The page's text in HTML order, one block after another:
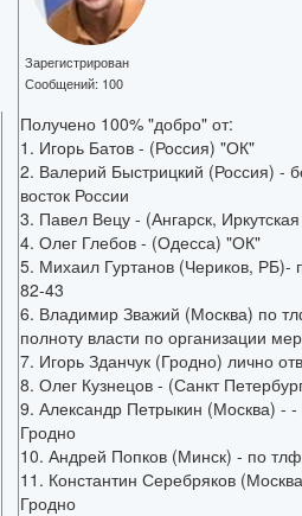
Зарегистрирован
Сообщений: 100
Получено 100% "добро" от:
1. Игорь Батов - (Россия) "ОК"
2. Валерий Быстрицкий (Россия) -
восток России
3. Павел Вецу - (Ангарск,
4. Олег Глебов - (Одесса) "ОК"
5. Михаил Гуртанов (Чериков, РБ)-
82-43
6. Владимир Зважий (Москва) по
полноту власти по организации
7. Игорь Зданчук (Гродно) лично
8. Олег Кузнецов - (Санкт
9. Александр Петрыкин (Москва) - -
Гродно
10. Андрей Попков (Минск) - по тлф
11. Константин Серебряков
Гродно